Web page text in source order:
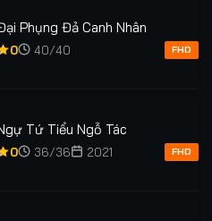
1.6K
FULL ★ 5.0
Lượt xem: 104
Phụng Đả Canh Nhân
0 40/40 FHD
Tứ Tiểu Ngỗ Tác
0 36/36 2021 FHD